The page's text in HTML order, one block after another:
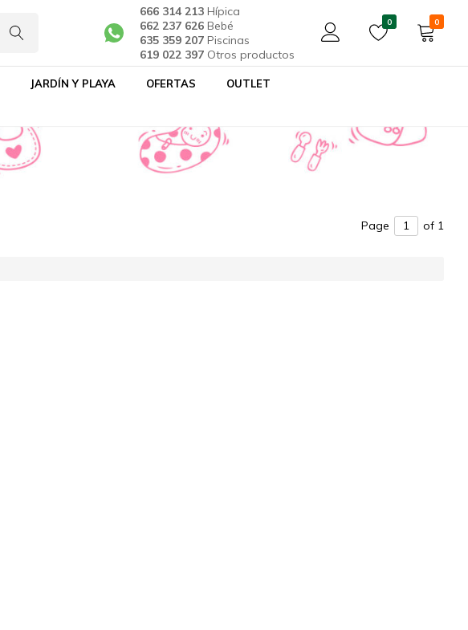
666 314 213 Hípica
662 237 626 Bebé
635 359 207 Piscinas
619 022 397 Otros productos
0 0
JARDÍN Y PLAYA OFERTAS
OUTLET
Page of 1